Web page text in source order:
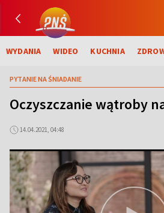
WYDANIA WIDEO KUCHNIA
PYTANIE NA ŚNIADANIE
Oczyszczanie wątroby
14.04.2021, 04:48